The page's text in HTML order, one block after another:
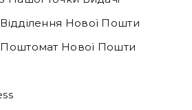
Нової Пошти
Поштомат Нової Пошти